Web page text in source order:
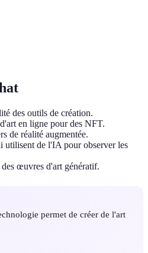
des outils de création.
en ligne pour des NFT.
de réalité augmentée.
utilisent de l'IA pour observer les
œuvres d'art génératif.
permet de créer de l'art